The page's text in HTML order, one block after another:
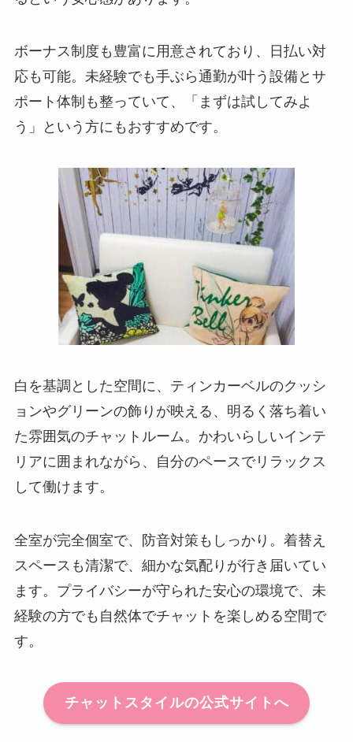
2ショットチャット
75円/分
時給換算：4,500円
ト
時給換算：1,800円
× 参加人数
双方向チャット
120円/分 × 参加人
時給換算：7,200円
× 参加人数
ボーナス制度も豊富に用意されており、日払い対
応も可能。未経験でも手ぶら通勤が叶う設備とサ
ポート体制も整っていて、「まずは試してみよ
う」という方にもおすすめです。
白を基調とした空間に、ティンカーベルのクッシ
ョンやグリーンの飾りが映える、明るく落ち着い
た雰囲気のチャットルーム。かわいらしいインテ
リアに囲まれながら、自分のペースでリラックス
して働けます。
全室が完全個室で、防音対策もしっかり。着替え
スペースも清潔で、細かな気配りが行き届いてい
ます。プライバシーが守られた安心の環境で、未
経験の方でも自然体でチャットを楽しめる空間で
す。
チャットスタイルの公式サイトへ